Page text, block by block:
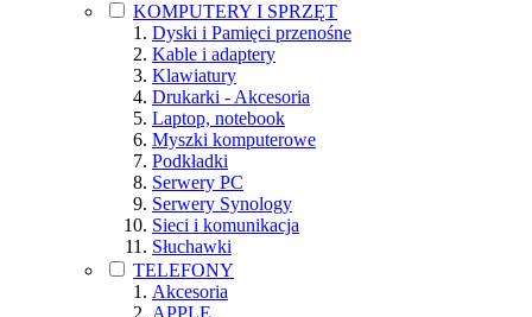
KOMPUTERY I SPRZĘT
Dyski i Pamięci przenośne
Kable i adaptery
Klawiatury
Drukarki - Akcesoria
Laptop, notebook
Myszki komputerowe
Podkładki
Serwery PC
Serwery Synology
Sieci i komunikacja
Słuchawki
TELEFONY
Akcesoria
APPLE